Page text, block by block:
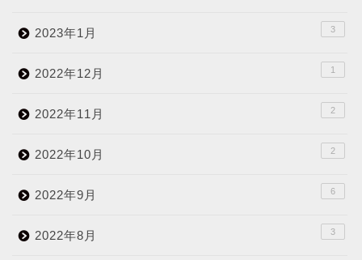
2023年1月 3
2022年12月 1
2022年11月 2
2022年10月 2
2022年9月 6
2022年8月 3